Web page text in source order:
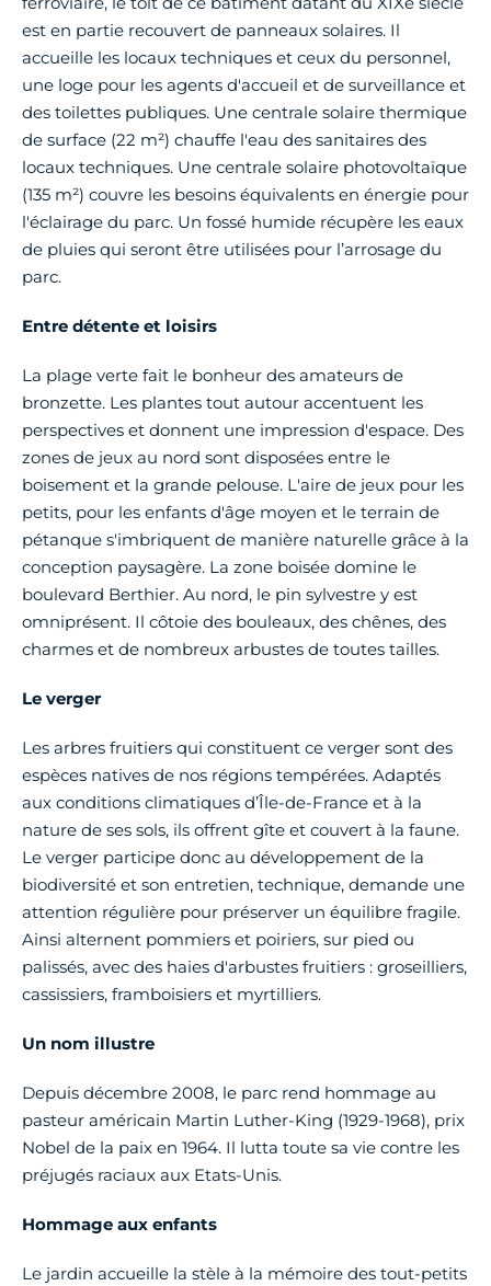
est en partie recouvert de panneaux solaires. Il
accueille les locaux techniques et ceux du personnel,
une loge pour les agents d'accueil et de surveillance et
des toilettes publiques. Une centrale solaire thermique
de surface (22 m²) chauffe l'eau des sanitaires des
locaux techniques. Une centrale solaire photovoltaïque
(135 m²) couvre les besoins équivalents en énergie pour
l'éclairage du parc. Un fossé humide récupère les eaux
de pluies qui seront être utilisées pour l’arrosage du
parc.
Entre détente et loisirs
La plage verte fait le bonheur des amateurs de
bronzette. Les plantes tout autour accentuent les
perspectives et donnent une impression d'espace. Des
zones de jeux au nord sont disposées entre le
boisement et la grande pelouse. L'aire de jeux pour les
petits, pour les enfants d'âge moyen et le terrain de
pétanque s'imbriquent de manière naturelle grâce à la
conception paysagère. La zone boisée domine le
boulevard Berthier. Au nord, le pin sylvestre y est
omniprésent. Il côtoie des bouleaux, des chênes, des
charmes et de nombreux arbustes de toutes tailles.
Le verger
Les arbres fruitiers qui constituent ce verger sont des
espèces natives de nos régions tempérées. Adaptés
aux conditions climatiques d’Île-de-France et à la
nature de ses sols, ils offrent gîte et couvert à la faune.
Le verger participe donc au développement de la
biodiversité et son entretien, technique, demande une
attention régulière pour préserver un équilibre fragile.
Ainsi alternent pommiers et poiriers, sur pied ou
palissés, avec des haies d'arbustes fruitiers : groseilliers,
cassissiers, framboisiers et myrtilliers.
Un nom illustre
Depuis décembre 2008, le parc rend hommage au
pasteur américain Martin Luther-King (1929-1968), prix
Nobel de la paix en 1964. Il lutta toute sa vie contre les
préjugés raciaux aux Etats-Unis.
Hommage aux enfants
Le jardin accueille la stèle à la mémoire des tout-petits